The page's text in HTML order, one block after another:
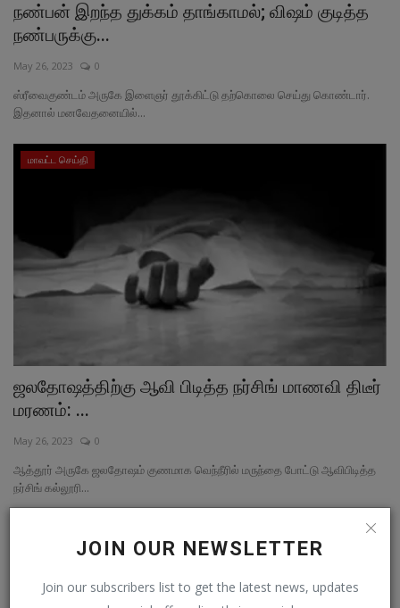
JOIN OUR NEWSLETTER
Join our subscribers list to get the latest news, updates
நண்பன் இறந்த துக்கம் தாங்காமல்; விஷம் குடித்த
நண்பருக்கு...
May 26, 2023 0
ஸ்ரீவைகுண்டம் அருகே இளைஞர் தூக்கிட்டு தற்கொலை செய்து கொண்டார்.
இதனால் மனவேதனையில்...
மாவட்ட செய்தி
ஜலதோஷத்திற்கு ஆவி பிடித்த நர்சிங் மாணவி திடீர்
மரணம்: ‍...
May 26, 2023 0
ஆத்தூர் அருகே ஜலதோஷம் குணமாக வெந்நீரில் மருந்தை போட்டு ஆவிபிடித்த
நர்சிங் கல்லூரி...